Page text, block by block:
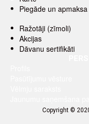
Piegāde un apmaksa
Ražotāji (zīmoli)
Akcijas
Dāvanu sertifikāti
Copyright ©